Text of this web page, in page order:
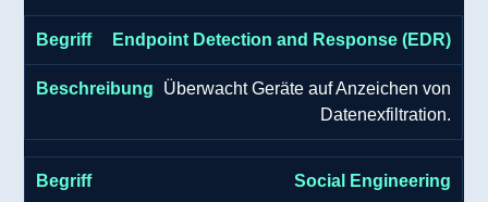
Endpoint Detection and Response (EDR)
Überwacht Geräte auf Anzeichen von
Datenexfiltration.
Social Engineering